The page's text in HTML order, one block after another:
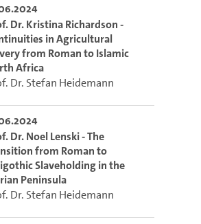
des Videos.
einzubetten.
Dr. Kristina Richardson -
in Agricultural
from Roman to Islamic
Africa
Dr. Stefan Heidemann
Dr. Noel Lenski - The
from Roman to
Slaveholding in the
Peninsula
Dr. Stefan Heidemann